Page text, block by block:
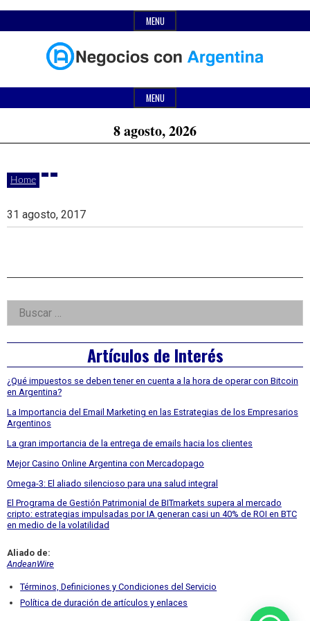
to
MENU
Negocios
con
Argentina
Últimas
noticias,
comunicados
actualidad
de
Header
MENU
8 agosto, 2026
Home
31 agosto, 2017
Right
Asides
Buscar:
Artículos de Interés
¿Qué impuestos se deben tener en cuenta a la hora de operar con Bitcoin
en Argentina?
La Importancia del Email Marketing en las Estrategias de los Empresarios
Argentinos
La gran importancia de la entrega de emails hacia los clientes
Mejor Casino Online Argentina con Mercadopago
Omega-3: El aliado silencioso para una salud integral
El Programa de Gestión Patrimonial de BITmarkets supera al mercado
cripto: estrategias impulsadas por IA generan casi un 40% de ROI en BTC
en medio de la volatilidad
Aliado de:
AndeanWire
Términos, Definiciones y Condiciones del Servicio
Política de duración de artículos y enlaces